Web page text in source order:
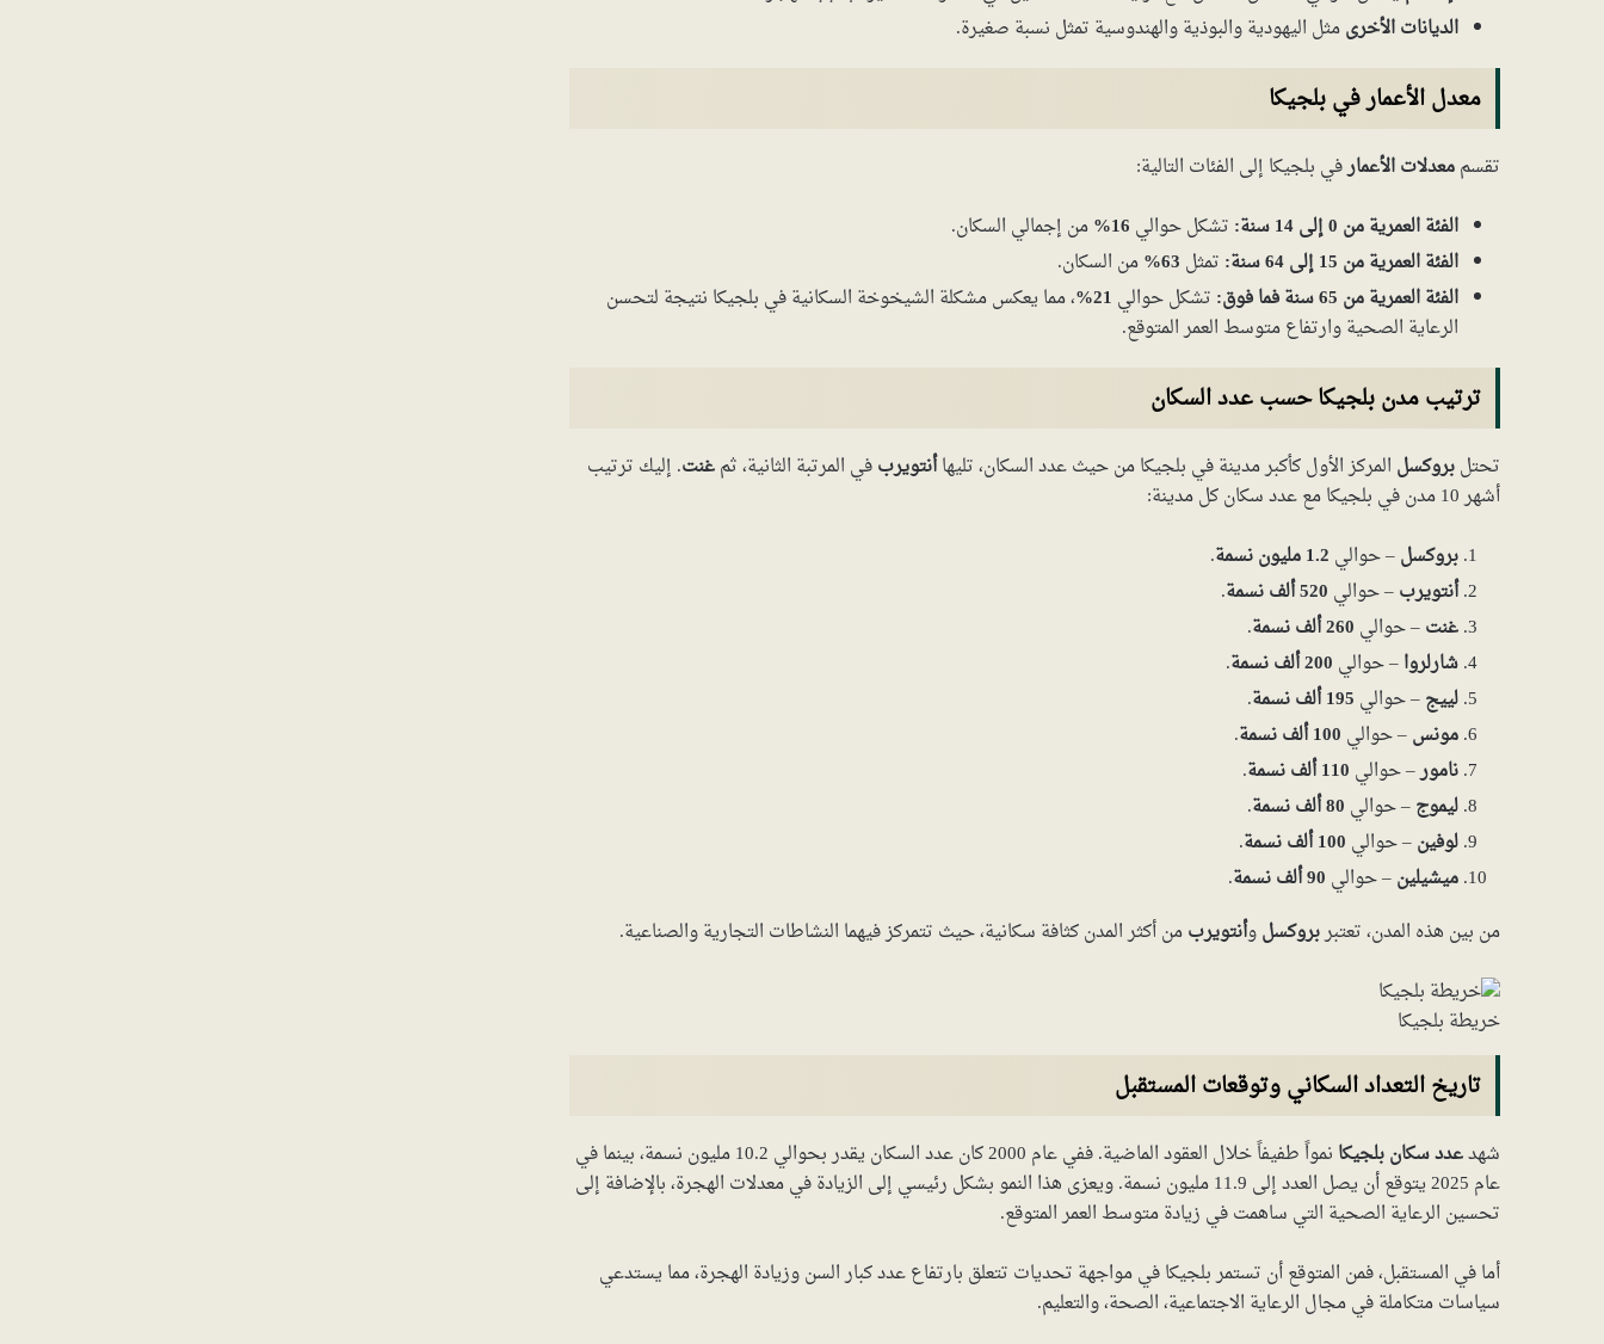
الديانات الأخرىمثل اليهودية والبوذية والهندوسية تمثل نسبة صغيرة.
معدل الأعمار في بلجيكا
تقسممعدلات الأعمارفي بلجيكا إلى الفئات التالية:
الفئة العمرية من 0 إلى 14 سنة:
تشكل حوالي 16%
من إجمالي السكان.
الفئة العمرية من 15 إلى 64 سنة:
تمثل 63%
من السكان.
الفئة العمرية من 65 سنة فما فوق:
تشكل حوالي 21% ، مما يعكس مشكلة الشيخوخة السكانية في بلجيكا نتيجة لتحسن
الرعاية الصحية وارتفاع متوسط العمر المتوقع.
ترتيب مدن بلجيكا حسب عدد السكان
تحتلبروكسل المركز الأول كأكبر مدينة في بلجيكا من حيث عدد السكان، تليهاأنتويربفي المرتبة الثانية، ثمغنت. إليك ترتيب
أشهر 10 مدن في بلجيكا مع عدد سكان كل مدينة:
بروكسل– حوالي 1.2 مليون نسمة
.
أنتويرب– حوالي 520 ألف نسمة
.
غنت– حوالي 260 ألف نسمة
.
شارلروا– حوالي 200 ألف نسمة
.
لييج– حوالي 195 ألف نسمة
.
مونس– حوالي 100 ألف نسمة
.
نامور– حوالي 110 ألف نسمة
.
ليموج– حوالي 80 ألف نسمة
.
لوفين– حوالي 100 ألف نسمة
.
ميشيلين– حوالي 90 ألف نسمة
.
من بين هذه المدن، تعتبربروكسلوأنتويربمن أكثر المدن كثافة سكانية، حيث تتمركز فيهما النشاطات التجارية والصناعية.
خريطة بلجيكا
تاريخ التعداد السكاني وتوقعات المستقبل
شهدعدد سكان بلجيكا
نمواً طفيفاً خلال العقود الماضية. ففي عام 2000 كان عدد السكان يقدر بحوالي 10.2 مليون نسمة، بينما في
عام 2025 يتوقع أن يصل العدد إلى 11.9 مليون نسمة. ويعزى هذا النمو بشكل رئيسي إلى الزيادة في معدلات الهجرة، بالإضافة إلى
تحسين الرعاية الصحية التي ساهمت في زيادة متوسط العمر المتوقع.
أما في المستقبل، فمن المتوقع أن تستمر بلجيكا في مواجهة تحديات تتعلق بارتفاع عدد كبار السن وزيادة الهجرة، مما يستدعي
سياسات متكاملة في مجال الرعاية الاجتماعية، الصحة، والتعليم.